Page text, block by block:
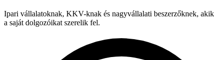
Ipari vállalatoknak, KKV-knak és nagyvállalati beszerzőknek, akik
a saját dolgozóikat szerelik fel.